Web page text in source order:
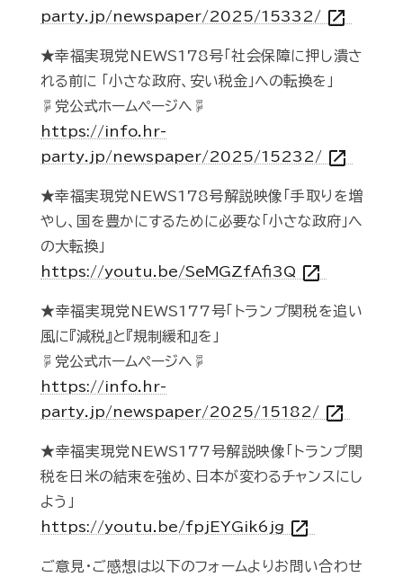
party.jp/newspaper/2025/15332/ open_in_new
★幸福実現党NEWS178号「社会保障に押し潰さ
れる前に 「小さな政府、安い税金」への転換を」
☟党公式ホームページへ☟
https://info.hr-
party.jp/newspaper/2025/15232/ open_in_new
★幸福実現党NEWS178号解説映像「手取りを増
やし、国を豊かにするために必要な「小さな政府」へ
の大転換」
https://youtu.be/SeMGZfAfi3Q open_in_new
★幸福実現党NEWS177号「トランプ関税を追い
風に『減税』と『規制緩和』を」
☟党公式ホームページへ☟
https://info.hr-
party.jp/newspaper/2025/15182/ open_in_new
★幸福実現党NEWS177号解説映像「トランプ関
税を日米の結束を強め、日本が変わるチャンスにし
よう」
https://youtu.be/fpjEYGik6jg open_in_new
ご意見・ご感想は以下のフォームよりお問い合わせ